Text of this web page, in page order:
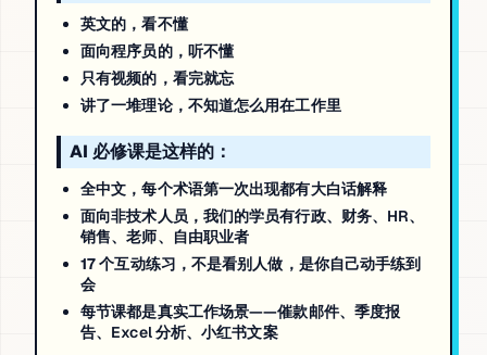
英文的，看不懂
面向程序员的，听不懂
只有视频的，看完就忘
讲了一堆理论，不知道怎么用在工作里
AI 必修课是这样的：
全中文 ，每个术语第一次出现都有大白话解释
面向非技术人员 ，我们的学员有行政、财务、HR、
销售、老师、自由职业者
17 个互动练习 ，不是看别人做，是你自己动手练到
会
每节课都是真实工作场景——催款邮件、季度报
告、Excel 分析、小红书文案